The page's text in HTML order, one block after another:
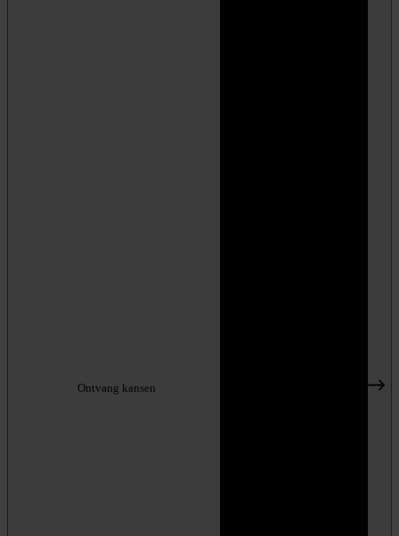
Ontvang kansen